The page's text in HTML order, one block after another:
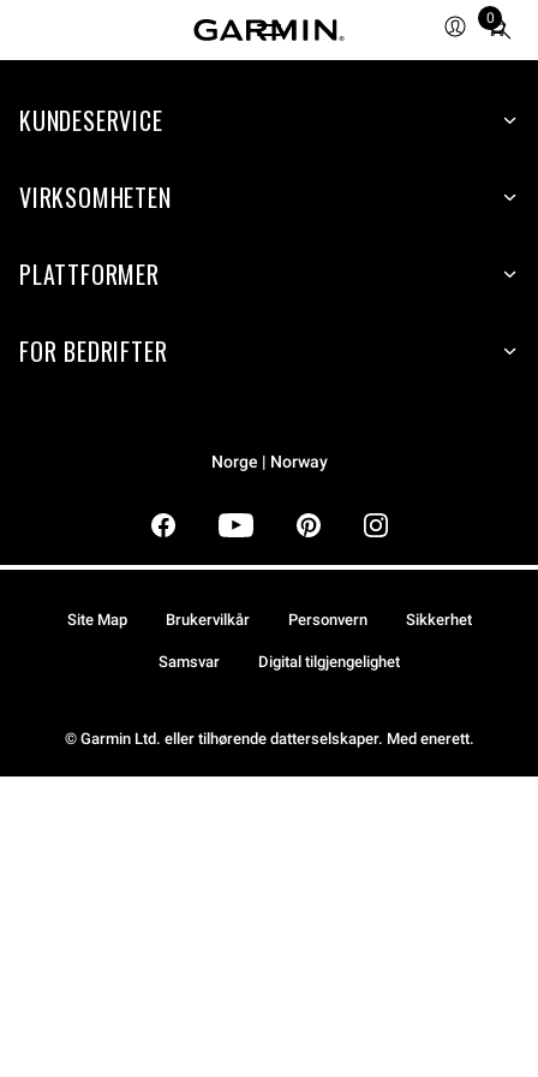
0
Total
items
cart:
KUNDESERVICE
VIRKSOMHETEN
PLATTFORMER
FOR BEDRIFTER
Norge | Norway
© Garmin Ltd. eller tilhørende datterselskaper. Med enerett.
Site Map Brukervilkår Personvern Sikkerhet
Samsvar Digital tilgjengelighet